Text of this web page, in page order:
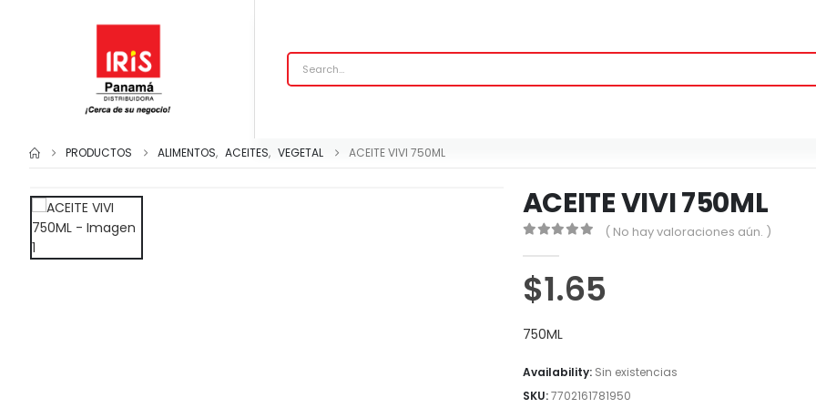
PRODUCTOS ALIMENTOS, ACEITES, VEGETAL ACEITE VIVI 750ML
ACEITE VIVI 750ML
( No hay valoraciones aún. )
$1.65
750ML
Availability: Sin existencias
SKU:7702161781950